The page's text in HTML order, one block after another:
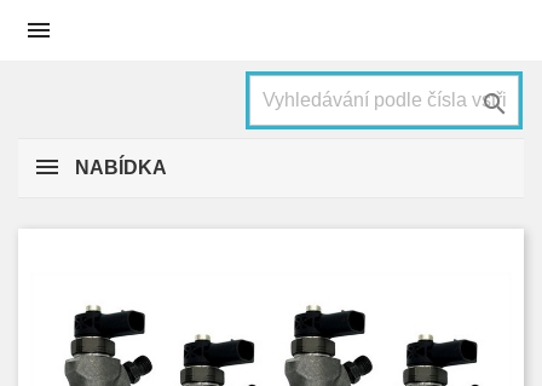


NABÍDKA